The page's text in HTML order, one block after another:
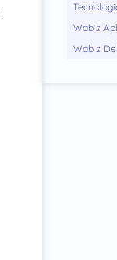
Wabiz
Wabiz